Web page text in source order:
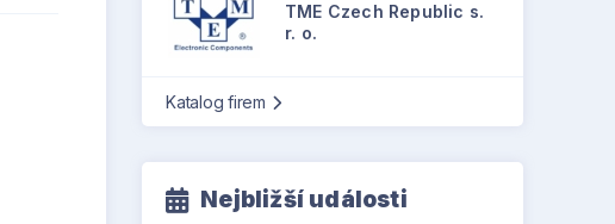
TME Czech Republic s.
r. o.
Katalog firem
Nejbližší události